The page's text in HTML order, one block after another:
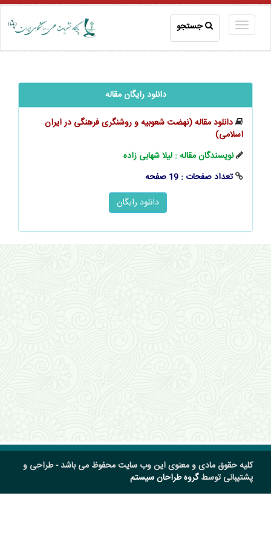
جستجو
دانلود رایگان مقاله
دانلود مقاله (نهضت شعوبیه و روشنگری فرهنگی در ایران
اسلامی)
نویسندگان مقاله : لیلا شهابی‌ زاده
تعداد صفحات : 19 صفحه
کلیه حقوق مادی و معنوی این وب سایت محفوظ می باشد - طراحی و
پشتیبانی توسطگروه طراحان سیستم